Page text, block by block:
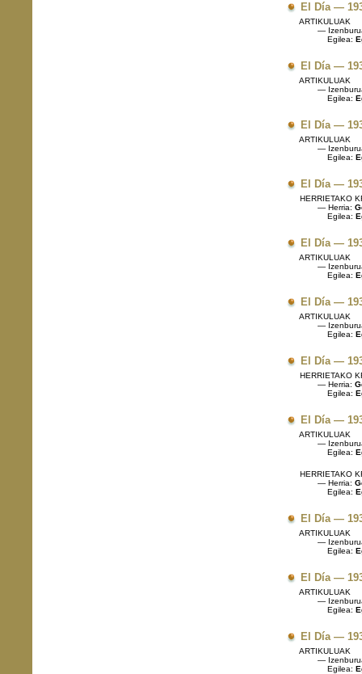
El Día —
ARTIKULUAK
—
Egilea:
El Día —
ARTIKULUAK
—
Egilea:
El Día —
ARTIKULUAK
—
Egilea:
El Día —
HERRIETAKO
— Herria:
Egilea:
El Día —
ARTIKULUAK
—
Egilea:
El Día —
ARTIKULUAK
—
Egilea:
El Día —
HERRIETAKO
— Herria:
Egilea:
El Día —
ARTIKULUAK
—
Egilea:
HERRIETAKO
— Herria:
Egilea:
El Día —
ARTIKULUAK
—
Egilea:
El Día —
ARTIKULUAK
—
Egilea:
El Día —
ARTIKULUAK
—
Egilea: